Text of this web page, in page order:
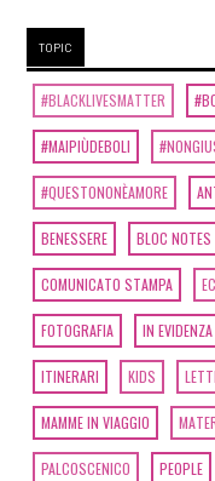
TOPIC
#BLACKLIVESMATTER
#MAIPIÙDEBOLI
#QUESTONONÈAMORE
BENESSERE BLOC NOTES
COMUNICATO STAMPA
FOTOGRAFIA IN EVIDENZA
ITINERARI KIDS
MAMME IN VIAGGIO
PALCOSCENICO PEOPLE